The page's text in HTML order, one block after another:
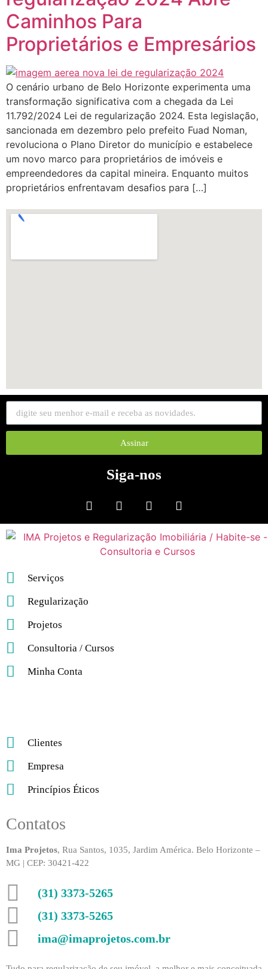
Caminhos Para
Proprietários e Empresários
O cenário urbano de Belo Horizonte experimenta uma
transformação significativa com a chegada da Lei
11.792/2024 Lei de regularização 2024. Esta legislação,
sancionada em dezembro pelo prefeito Fuad Noman,
revoluciona o Plano Diretor do município e estabelece
um novo marco para proprietários de imóveis e
empreendedores da capital mineira. Enquanto muitos
proprietários enfrentavam desafios para […]
Assinar
Siga-nos
Serviços
Regularização
Projetos
Consultoria / Cursos
Minha Conta
Clientes
Empresa
Princípios Éticos
Contatos
Ima Projetos, Rua Santos, 1035, Jardim América. Belo Horizonte –
MG | CEP: 30421-422
(31) 3373-5265
(31) 3373-5265
ima@imaprojetos.com.br